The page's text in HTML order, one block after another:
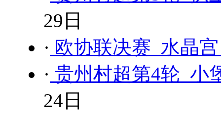
29日
· 欧协联决赛 水晶
· 贵州村超第4轮 小
24日